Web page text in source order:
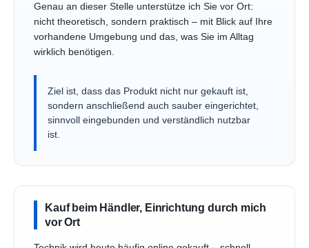
Genau an dieser Stelle unterstütze ich Sie vor Ort:
nicht theoretisch, sondern praktisch – mit Blick auf Ihre
vorhandene Umgebung und das, was Sie im Alltag
wirklich benötigen.
Ziel ist, dass das Produkt nicht nur gekauft ist,
sondern anschließend auch sauber eingerichtet,
sinnvoll eingebunden und verständlich nutzbar
ist.
Kauf beim Händler, Einrichtung durch mich
vor Ort